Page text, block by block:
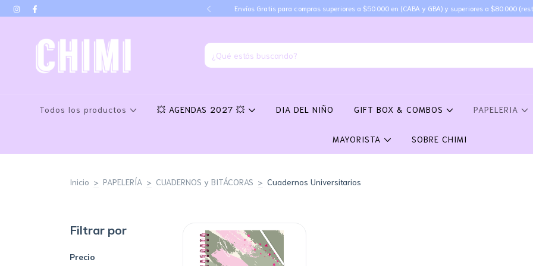
por transferencia Envíos Gratis para compras superiores a $50.000 en (CABA y GBA) y superiores a $80.000
Todos los productos 💥 AGENDAS 2027 💥 DIA DEL NIÑO GIFT BOX & COMBOS PAPELERIA
MAYORISTA SOBRE CHIMI
Inicio > PAPELERÍA > CUADERNOS y BITÁCORAS > Cuadernos Universitarios
Filtrar por
Precio